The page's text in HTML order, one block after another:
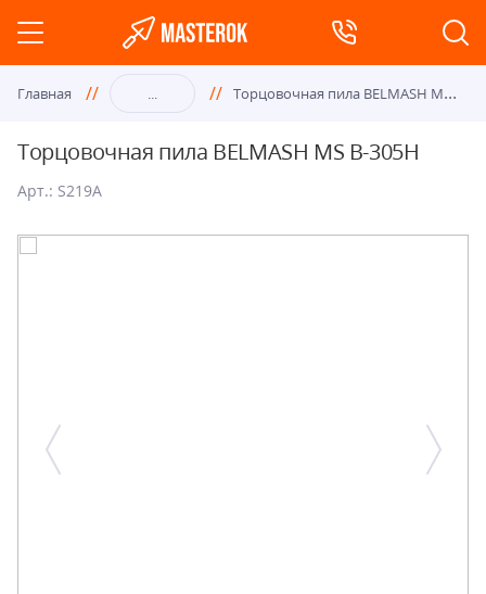
Главная ... Тор
цовочная пила BELMASH MS B-305H
Торцовочная пила BELMASH MS B-305H
Арт.: S219A